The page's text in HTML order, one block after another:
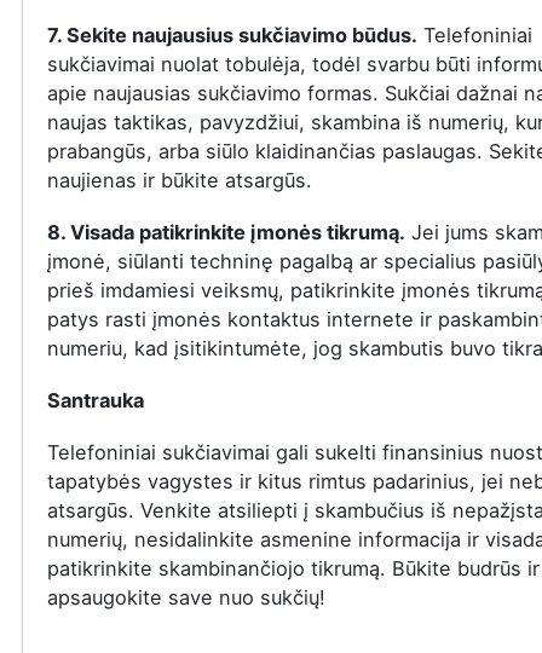
7. Sekite naujausius sukčiavimo būdus. Telefoniniai
sukčiavimai nuolat tobulėja, todėl svarbu būti
apie naujausias sukčiavimo formas. Sukčiai dažnai
naujas taktikas, pavyzdžiui, skambina iš numerių,
prabangūs, arba siūlo klaidinančias paslaugas.
naujienas ir būkite atsargūs.
8. Visada patikrinkite įmonės tikrumą. Jei jums
įmonė, siūlanti techninę pagalbą ar specialius
prieš imdamiesi veiksmų, patikrinkite įmonės
patys rasti įmonės kontaktus internete ir
numeriu, kad įsitikintumėte, jog skambutis buvo
Santrauka
Telefoniniai sukčiavimai gali sukelti finansinius
tapatybės vagystes ir kitus rimtus padarinius, jei
atsargūs. Venkite atsiliepti į skambučius iš
numerių, nesidalinkite asmenine informacija ir
patikrinkite skambinančiojo tikrumą. Būkite budrūs ir
apsaugokite save nuo sukčių!